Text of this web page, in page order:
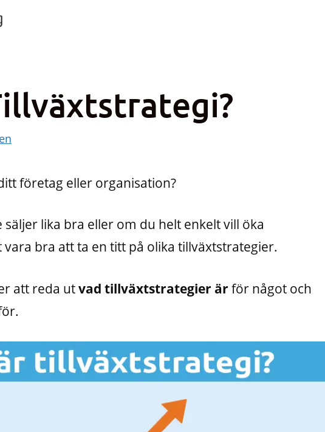
företag eller organisation?
lika bra eller om du helt enkelt vill öka
bra att ta en titt på olika tillväxtstrategier.
att reda utvad tillväxtstrategier är för något och